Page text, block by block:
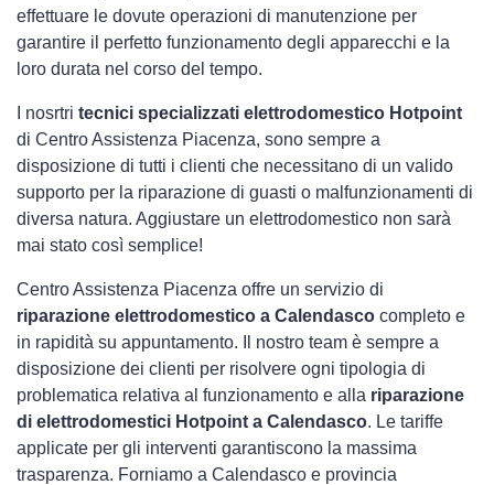
effettuare le dovute operazioni di manutenzione per
garantire il perfetto funzionamento degli apparecchi e la
loro durata nel corso del tempo.
I nosrtri tecnici specializzati elettrodomestico Hotpoint
di Centro Assistenza Piacenza, sono sempre a
disposizione di tutti i clienti che necessitano di un valido
supporto per la riparazione di guasti o malfunzionamenti di
diversa natura. Aggiustare un elettrodomestico non sarà
mai stato così semplice!
Centro Assistenza Piacenza offre un servizio di
riparazione elettrodomestico a Calendasco completo e
in rapidità su appuntamento. Il nostro team è sempre a
disposizione dei clienti per risolvere ogni tipologia di
problematica relativa al funzionamento e alla riparazione
di elettrodomestici Hotpoint a Calendasco. Le tariffe
applicate per gli interventi garantiscono la massima
trasparenza. Forniamo a Calendasco e provincia